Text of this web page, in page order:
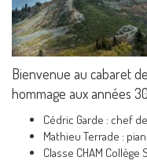
Bienvenue au cabaret
hommage aux années
Cédric Garde : chef
Mathieu Terrade :
Classe CHAM